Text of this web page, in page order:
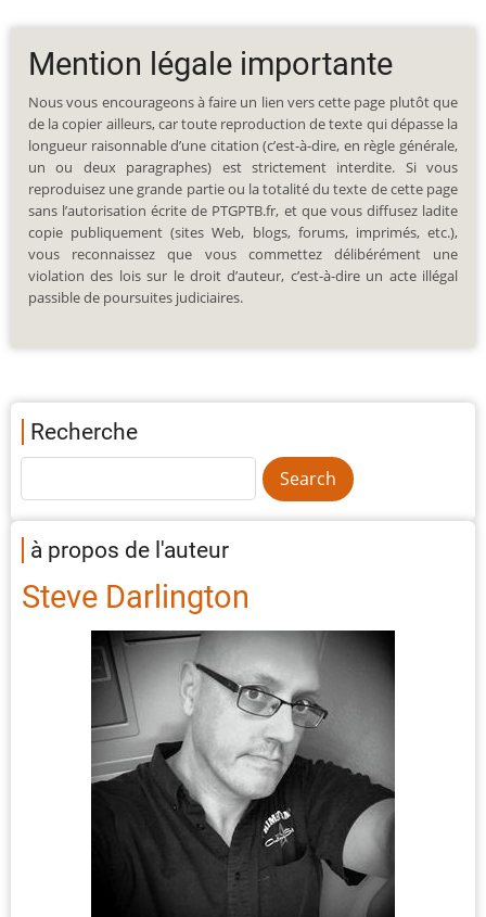
Mention légale importante
Nous vous encourageons à faire un lien vers cette page plutôt que
de la copier ailleurs, car toute reproduction de texte qui dépasse la
longueur raisonnable d’une citation (c’est-à-dire, en règle générale,
un ou deux paragraphes) est strictement interdite. Si vous
reproduisez une grande partie ou la totalité du texte de cette page
sans l’autorisation écrite de PTGPTB.fr, et que vous diffusez ladite
copie publiquement (sites Web, blogs, forums, imprimés, etc.),
vous reconnaissez que vous commettez délibérément une
violation des lois sur le droit d’auteur, c’est-à-dire un acte illégal
passible de poursuites judiciaires.
Recherche
à propos de l'auteur
Steve Darlington